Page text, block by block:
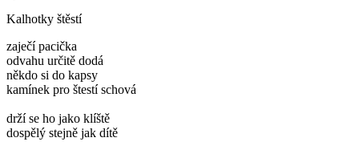
Kalhotky štěstí
zaječí pacička
odvahu určitě dodá
někdo si do kapsy
kamínek pro štestí schová
drží se ho jako klíště
dospělý stejně jak dítě